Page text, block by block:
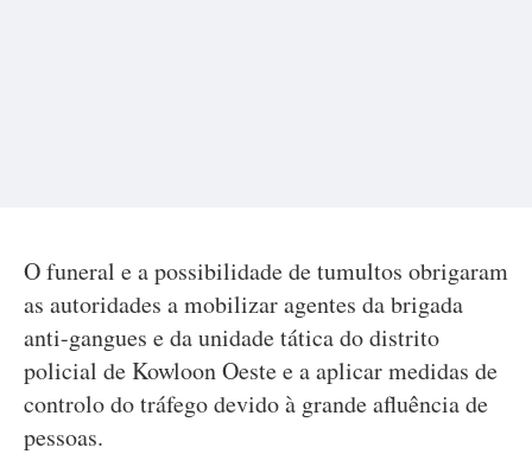
O funeral e a possibilidade de tumultos obrigaram
as autoridades a mobilizar agentes da brigada
anti-gangues e da unidade tática do distrito
policial de Kowloon Oeste e a aplicar medidas de
controlo do tráfego devido à grande afluência de
pessoas.